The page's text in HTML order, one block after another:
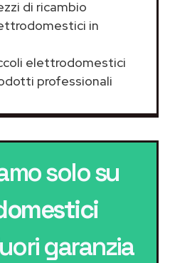
di ricambio
in
elettrodomestici
professionali
solo su
garanzia